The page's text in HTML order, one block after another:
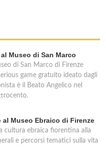
Museo di San Marco
di San Marco di Firenze
game gratuito ideato dagli
è il Beato Angelico nel
Museo Ebraico di Firenze
cultura ebraica fiorentina alla
e percorsi tematici sulla vita